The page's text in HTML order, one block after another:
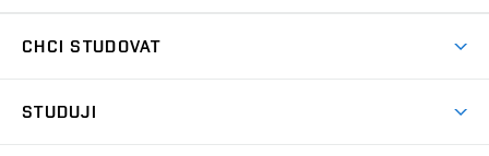
CHCI STUDOVAT
STUDUJI